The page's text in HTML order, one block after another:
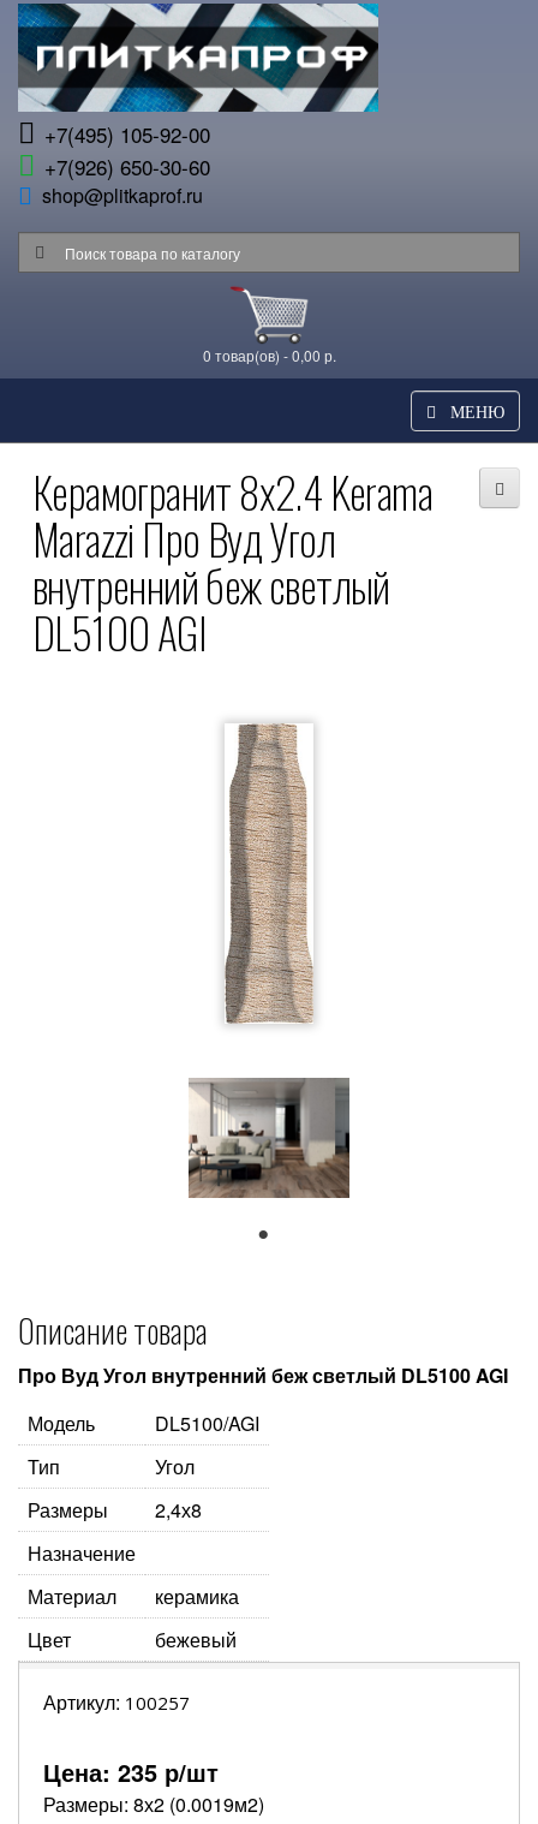
+7(495) 105-92-00
+7(926) 650-30-60
shop@plitkaprof.ru
0 товар(ов) - 0,00 р.
МЕНЮ
Керамогранит 8x2.4 Kerama
Marazzi Про Вуд Угол
внутренний беж светлый
DL5100 AGI
Описание товара
Про Вуд Угол внутренний беж светлый DL5100 AGI
Модель
DL5100/AGI
Тип
Угол
Размеры
2,4х8
Назначение
Материал
керамика
Цвет
бежевый
Артикул: 100257
Цена: 235 р/шт
Размеры: 8х2 (0.0019м2)